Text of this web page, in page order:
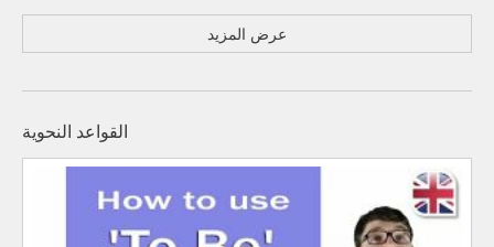
عرض المزيد
القواعد النحوية